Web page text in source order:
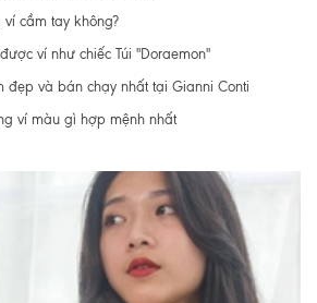
cầm tay không?
ví như chiếc Túi "Doraemon"
đẹp và bán chạy nhất tại Gianni Conti
ví màu gì hợp mệnh nhất